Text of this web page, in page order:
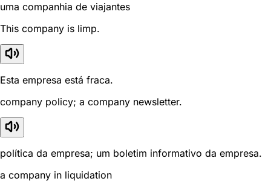
uma companhia de viajantes
This company is limp.
Esta empresa está fraca.
company policy; a company newsletter.
política da empresa; um boletim informativo da empresa.
a company in liquidation